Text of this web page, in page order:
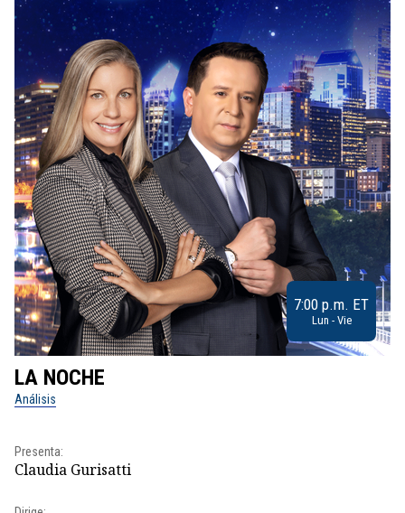
7:00 p.m. ET
Lun - Vie
LA NOCHE
Análisis
Presenta:
Claudia Gurisatti